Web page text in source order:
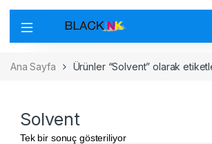
Ana Sayfa Ürünler “Solvent” olarak
Solvent
Tek bir sonuç gösteriliyor